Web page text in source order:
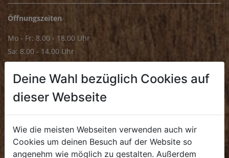
Öffnungszeiten
Mo - Fr: 8.00 - 18.00 Uhr
Sa: 8.00 - 14.00 Uhr
Mo - Fr: 8.00 - 16.00 Uhr
. +43 7272 4859 70
Deine Wahl bezüglich Cookies auf
dieser Webseite
Wie die meisten Webseiten verwenden auch wir
Cookies um deinen Besuch auf der Website so
angenehm wie möglich zu gestalten. Außerdem